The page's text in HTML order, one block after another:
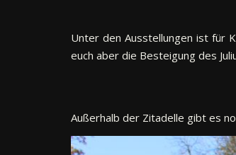
Unter den Ausstellungen ist für
euch aber die Besteigung des
Außerhalb der Zitadelle gibt es